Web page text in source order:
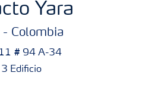
Yara
- Colombia
# 94 A-34
3 Edificio